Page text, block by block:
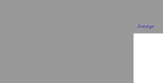
Anzeige